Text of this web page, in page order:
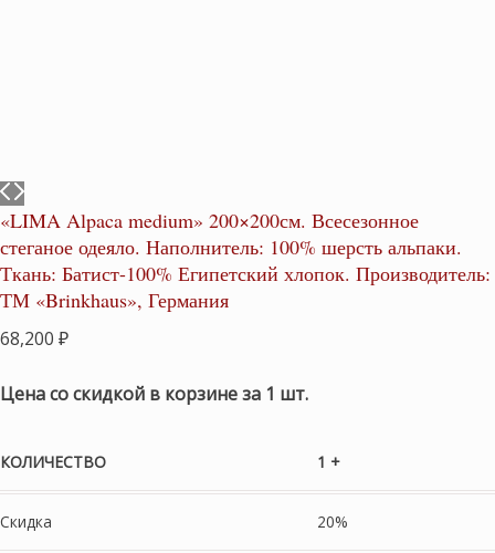
«LIMA Alpaca medium» 200×200см. Всесезонное
стеганое одеяло. Наполнитель: 100% шерсть альпаки.
Ткань: Батист-100% Египетский хлопок. Производитель:
ТМ «Brinkhaus», Германия
68,200 ₽
Цена со скидкой в корзине за 1 шт.
КОЛИЧЕСТВО 1 +
Скидка 20%